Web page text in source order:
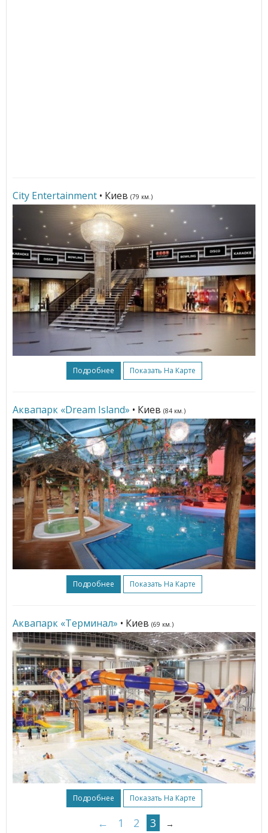
City Entertainment • Киев (79 км.)
Подробнее Показать На Карте
Аквапарк «Dream Island» • Киев (84 км.)
Подробнее Показать На Карте
Аквапарк «Терминал» • Киев (69 км.)
Подробнее Показать На Карте
← 1 2 3 →